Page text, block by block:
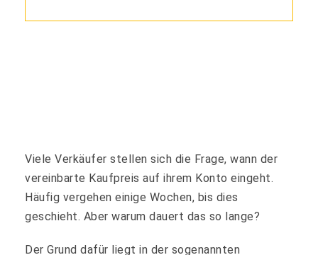
Viele Verkäufer stellen sich die Frage, wann der
vereinbarte Kaufpreis auf ihrem Konto eingeht.
Häufig vergehen einige Wochen, bis dies
geschieht. Aber warum dauert das so lange?
Der Grund dafür liegt in der sogenannten